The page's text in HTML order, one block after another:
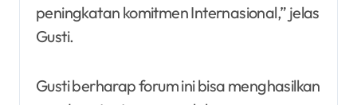
peningkatan komitmen Internasional,” jelas
Gusti.
Gusti berharap forum ini bisa menghasilkan